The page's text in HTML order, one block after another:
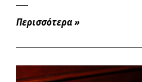
Περισσότερα »